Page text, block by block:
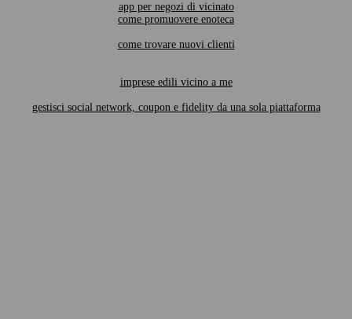
app per negozi di vicinato
come promuovere enoteca
come trovare nuovi clienti
imprese edili vicino a me
gestisci social network, coupon e fidelity da una sola piattaforma